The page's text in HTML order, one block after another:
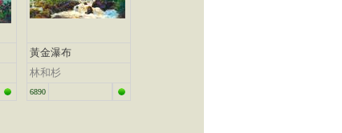
黃金瀑布
林和杉
6890